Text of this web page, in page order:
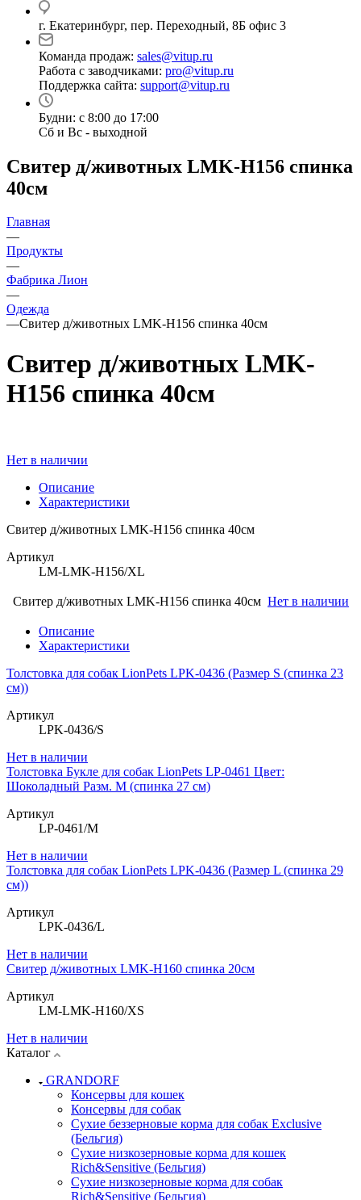
г. Екатеринбург, пер. Переходный, 8Б офис 3
Команда продаж: sales@vitup.ru
Работа с заводчиками: pro@vitup.ru
Поддержка сайта: support@vitup.ru
Будни: с 8:00 до 17:00
Сб и Вс - выходной
Свитер д/животных LMK-H156 спинка
40см
Главная
—
Продукты
—
Фабрика Лион
—
Одежда
—Свитер д/животных LMK-H156 спинка 40см
Свитер д/животных LMK-
H156 спинка 40см
Нет в наличии
Описание
Характеристики
Свитер д/животных LMK-H156 спинка 40см
Артикул
LM-LMK-H156/XL
Свитер д/животных LMK-H156 спинка 40см Нет в наличии
Описание
Характеристики
Толстовка для собак LionPets LPK-0436 (Размер S (спинка 23
см))
Артикул
LPK-0436/S
Нет в наличии
Толстовка Букле для собак LionPets LP-0461 Цвет:
Шоколадный Разм. M (спинка 27 см)
Артикул
LP-0461/M
Нет в наличии
Толстовка для собак LionPets LPK-0436 (Размер L (спинка 29
см))
Артикул
LPK-0436/L
Нет в наличии
Свитер д/животных LMK-H160 спинка 20см
Артикул
LM-LMK-H160/XS
Нет в наличии
Каталог
GRANDORF
Консервы для кошек
Консервы для собак
Сухие беззерновые корма для собак Exclusive
(Бельгия)
Сухие низкозерновые корма для кошек
Rich&Sensitive (Бельгия)
Сухие низкозерновые корма для собак
Rich&Sensitive (Бельгия)